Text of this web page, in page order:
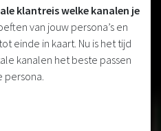
klantreis welke kanalen je
van jouw persona’s en
einde in kaart. Nu is het tijd
kanalen het beste passen
persona.